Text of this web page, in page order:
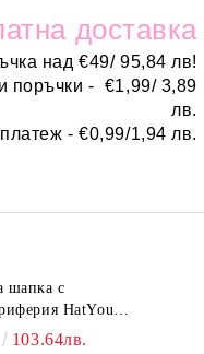
а доставка
над€49/ 95,84 лв!
поръчки - €1,99/ 3,89
лв.
-€0,99/1,94 лв.
шапка с
HatYou
103.64лв.